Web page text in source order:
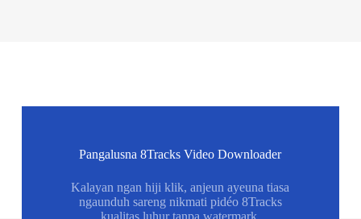
Pangalusna 8Tracks Video Downloader
Kalayan ngan hiji klik, anjeun ayeuna tiasa
ngaunduh sareng nikmati pidéo 8Tracks
kualitas luhur tanpa watermark.